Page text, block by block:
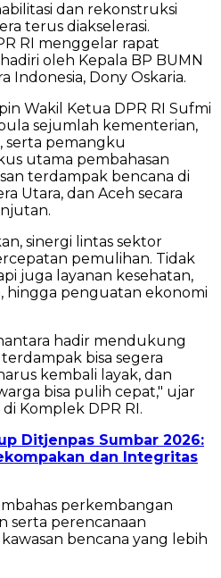
dan rekonstruksi
terus diakselerasi.
RI menggelar rapat
oleh Kepala BP BUMN
Indonesia, Dony Oskaria.
Wakil Ketua DPR RI Sufmi
sejumlah kementerian,
serta pemangku
utama pembahasan
terdampak bencana di
Utara, dan Aceh secara
sinergi lintas sektor
pemulihan. Tidak
juga layanan kesehatan,
hingga penguatan ekonomi
hadir mendukung
bisa segera
kembali layak, dan
bisa pulih cepat," ujar
di Komplek DPR RI.
Ditjenpas Sumbar 2026:
dan Integritas
perkembangan
serta perencanaan
bencana yang lebih